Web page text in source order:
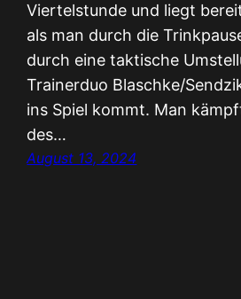
Viertelstunde und liegt
als man durch die
durch eine taktische
Trainerduo Blaschke/
ins Spiel kommt. Man
des…
August 13, 2024